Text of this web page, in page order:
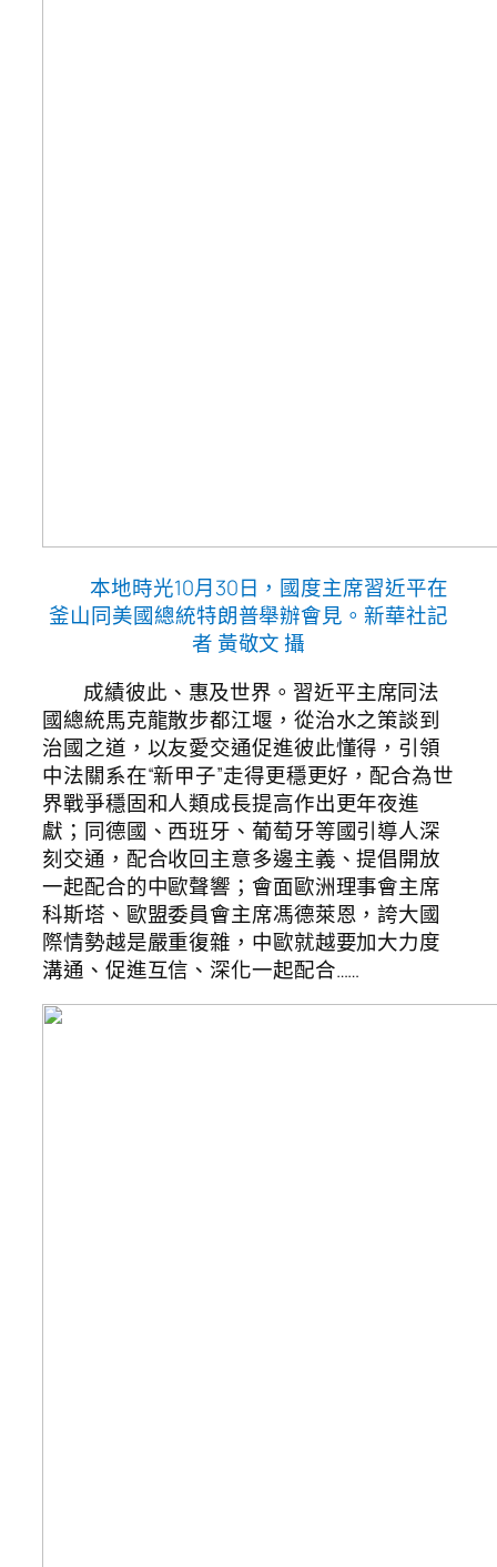
本地時光10月30日，國度主席習近平在
釜山同美國總統特朗普舉辦會見。新華社記
者 黃敬文 攝
成績彼此、惠及世界。習近平主席同法
國總統馬克龍散步都江堰，從治水之策談到
治國之道，以友愛交通促進彼此懂得，引領
中法關系在“新甲子”走得更穩更好，配合為世
界戰爭穩固和人類成長提高作出更年夜進
獻；同德國、西班牙、葡萄牙等國引導人深
刻交通，配合收回主意多邊主義、提倡開放
一起配合的中歐聲響；會面歐洲理事會主席
科斯塔、歐盟委員會主席馮德萊恩，誇大國
際情勢越是嚴重復雜，中歐就越要加大力度
溝通、促進互信、深化一起配合……